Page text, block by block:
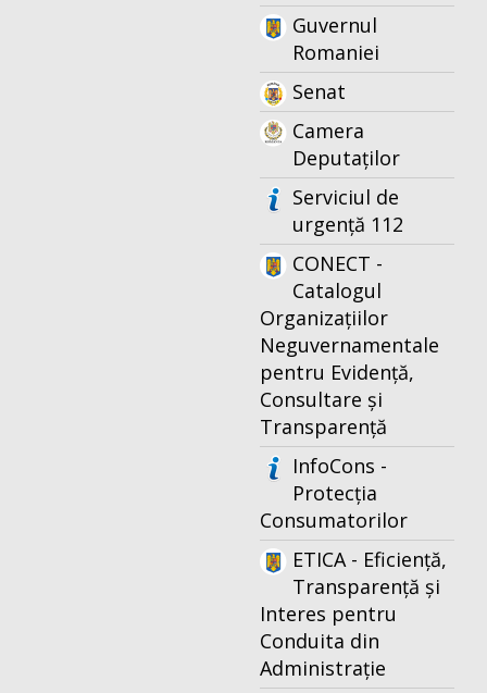
Guvernul
Romaniei
Senat
Camera
Deputaților
Serviciul de
urgență 112
CONECT -
Catalogul
Organizațiilor
Neguvernamentale
pentru Evidență,
Consultare și
Transparență
InfoCons -
Protecția
Consumatorilor
ETICA - Eficiență,
Transparență și
Interes pentru
Conduita din
Administrație